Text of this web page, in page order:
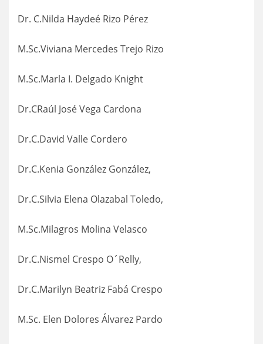
Dr. C.Nilda Haydeé Rizo Pérez
M.Sc.Viviana Mercedes Trejo Rizo
M.Sc.Marla I. Delgado Knight
Dr.CRaúl José Vega Cardona
Dr.C.David Valle Cordero
Dr.C.Kenia González González,
Dr.C.Silvia Elena Olazabal Toledo,
M.Sc.Milagros Molina Velasco
Dr.C.Nismel Crespo O´Relly,
Dr.C.Marilyn Beatriz Fabá Crespo
M.Sc. Elen Dolores Álvarez Pardo